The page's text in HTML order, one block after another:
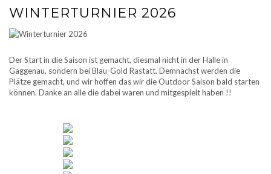
WINTERTURNIER 2026
Der Start in die Saison ist gemacht, diesmal nicht in der Halle in
Gaggenau, sondern bei Blau-Gold Rastatt. Demnächst werden die
Plätze gemacht, und wir hoffen das wir die Outdoor Saison bald starten
können. Danke an alle die dabei waren und mitgespielt haben !!